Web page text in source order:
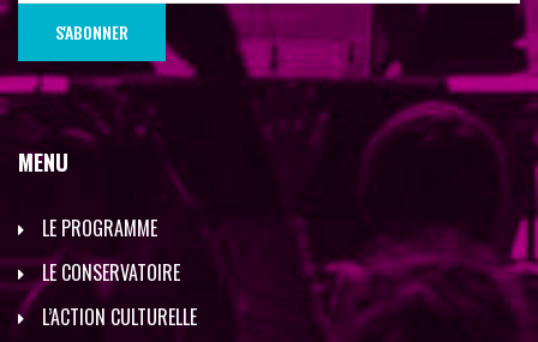
MENU
LE PROGRAMME
LE CONSERVATOIRE
L’ACTION CULTURELLE